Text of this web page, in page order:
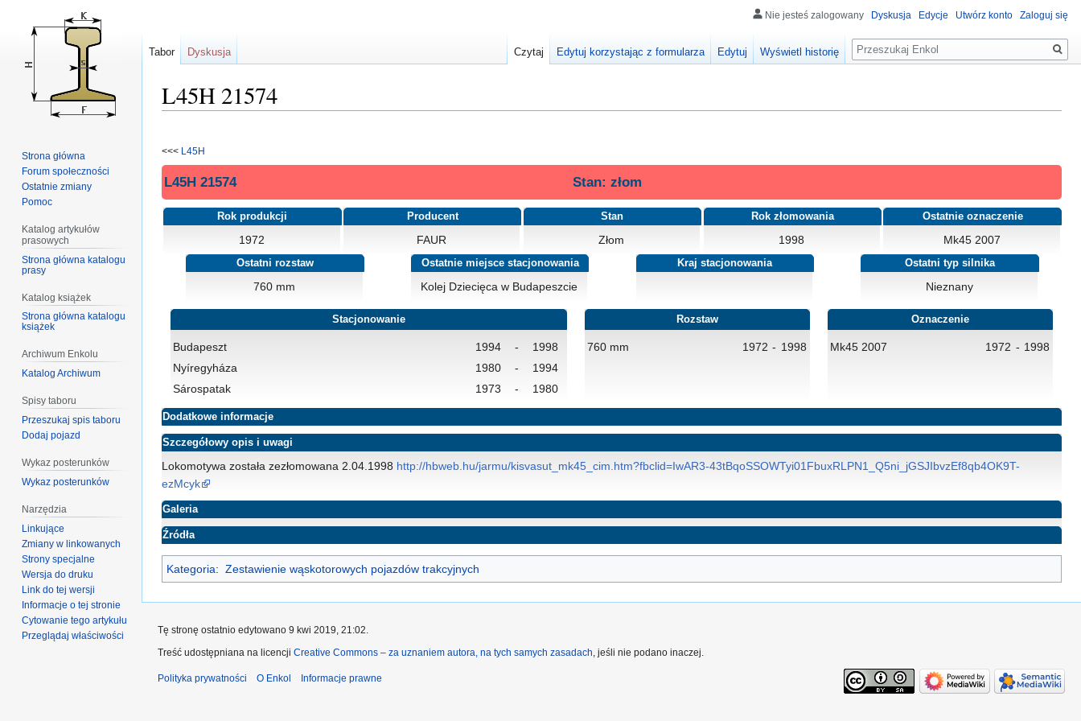
L45H 21574
do
nawigacji
do
wyszukiwania
<<< L45H
L45H 21574 Stan: złom
Rok produkcji
1972
Producent
FAUR
Stan
Złom
Rok złomowania
1998
Ostatnie oznaczenie
Mk45 2007
Ostatni rozstaw
760 mm
Ostatnie miejsce stacjonowania
Kolej Dziecięca w Budapeszcie
Kraj stacjonowania Ostatni typ silnika
Nieznany
Stacjonowanie
Budapeszt 1994 -
1998
Nyíregyháza
1980 -
1994
Sárospatak
1973 - 1980
Rozstaw
760 mm 1972 - 1998
Oznaczenie
Mk45 2007 1972 - 1998
Dodatkowe informacje
Szczegółowy opis i uwagi
Lokomotywa została zezłomowana 2.04.1998 http://hbweb.hu/jarmu/kisvasut_mk45_cim.htm?fbclid=IwAR3-43tBqoSSOWTyi01FbuxRLPN1_Q5ni_jGSJIbvzEf8qb4OK9T-
ezMcyk
Galeria
Źródła
Kategoria: Zestawienie wąskotorowych pojazdów trakcyjnych
Nie jesteś zalogowany Dyskusja Edycje Utwórz konto Zaloguj się
Tabor Dyskusja Czytaj Edytuj korzystając z formularza Edytuj Wyświetl historię
Szukaj
Strona główna
Forum społeczności
Ostatnie zmiany
Pomoc
Katalog artykułów
prasowych
Strona główna katalogu
prasy
Katalog książek
Strona główna katalogu
książek
Archiwum Enkolu
Katalog Archiwum
Spisy taboru
Przeszukaj spis taboru
Dodaj pojazd
Wykaz posterunków
Wykaz posterunków
Narzędzia
Linkujące
Zmiany w linkowanych
Strony specjalne
Wersja do druku
Link do tej wersji
Informacje o tej stronie
Cytowanie tego artykułu
Przeglądaj właściwości
Tę stronę ostatnio edytowano 9 kwi 2019, 21:02.
Treść udostępniana na licencji Creative Commons – za uznaniem autora, na tych samych zasadach , jeśli nie podano inaczej.
Polityka prywatności O Enkol Informacje prawne